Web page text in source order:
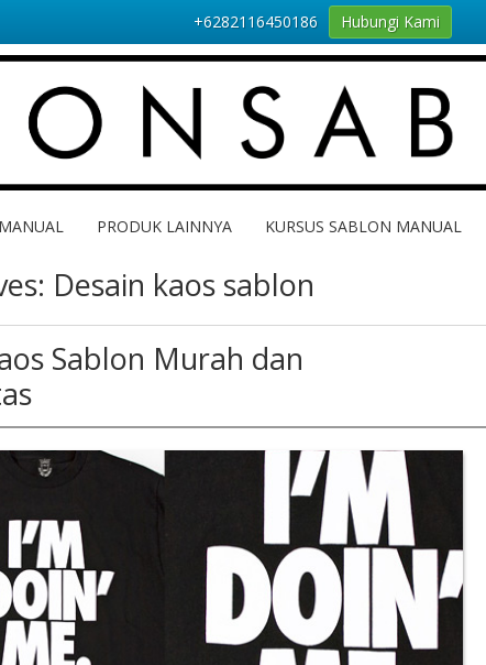
PRODUK LAINNYA KURSUS SABLON MANUAL
Desain kaos sablon
Sablon Murah dan
+6282116450186 Hubungi Kami